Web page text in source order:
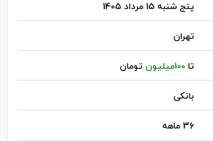
پنج شنبه 15 مرداد 1405
تهران
تا100میلیون تومان
بانکی
36 ماهه